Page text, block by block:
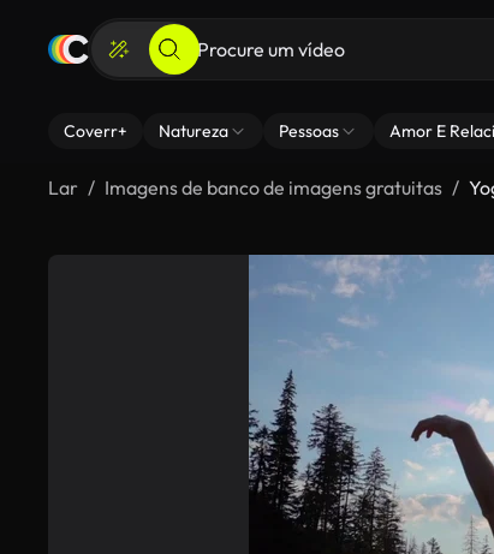
Coverr+ Natureza Pessoas Amor E
Lar Imagens de banco de imagens gratuitas